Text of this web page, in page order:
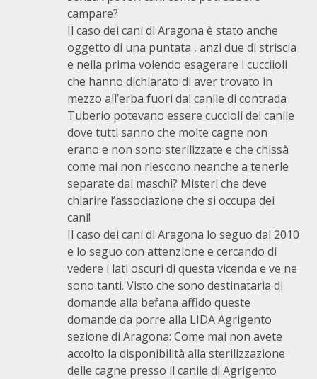
campare?
Il caso dei cani di Aragona è stato anche
oggetto di una puntata , anzi due di striscia
e nella prima volendo esagerare i cucciioli
che hanno dichiarato di aver trovato in
mezzo all’erba fuori dal canile di contrada
Tuberio potevano essere cuccioli del canile
dove tutti sanno che molte cagne non
erano e non sono sterilizzate e che chissà
come mai non riescono neanche a tenerle
separate dai maschi? Misteri che deve
chiarire l’associazione che si occupa dei
cani!
Il caso dei cani di Aragona lo seguo dal 2010
e lo seguo con attenzione e cercando di
vedere i lati oscuri di questa vicenda e ve ne
sono tanti. Visto che sono destinataria di
domande alla befana affido queste
domande da porre alla LIDA Agrigento
sezione di Aragona: Come mai non avete
accolto la disponibilità alla sterilizzazione
delle cagne presso il canile di Agrigento